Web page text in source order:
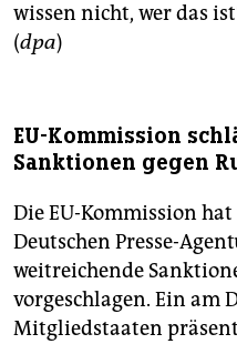
wissen nicht, wer das
(dpa)
EU-Kommission
Sanktionen gegen
Die EU-Kommission
Deutschen Presse-
weitreichende
vorgeschlagen. Ein am
Mitgliedstaaten